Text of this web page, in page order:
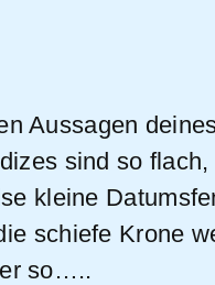
Aussagen
sind so flach,
Krone weil
so…..